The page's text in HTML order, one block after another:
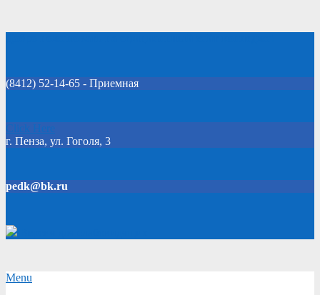
(8412) 52-14-65 - Приемная
Click Here
г. Пенза, ул. Гоголя, 3
pedk@bk.ru
Secondary
Menu